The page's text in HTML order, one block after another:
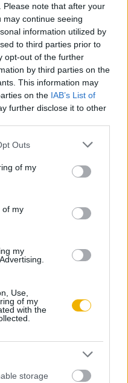
note that after your
continue seeing
information utilized by
to third parties prior to
opt-out of the further
by third parties on the
This information may
on the IAB’s List of
further disclose it to other
uses one or more Google
You may click to
its third-party tags to
in below Google
Outs
of my
of my
my
Use,
of my
with the
storage
könyvjelzők
ba kerül. Próbálja
FT-ÉRT
regisztrált a Rubicon
BELÉPÉS.
Ha még nem